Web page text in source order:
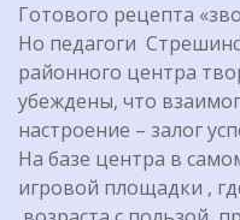
Готового рецепта
Но педагоги
районного центра
убеждены, что
настроение – залог
На базе центра в
игровой площадки ,